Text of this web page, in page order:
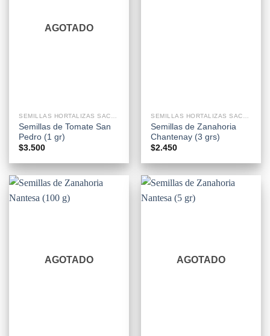
AGOTADO
Semillas de Tomate San
Pedro (1 gr)
$3.500
Semillas de Zanahoria
Chantenay (3 grs)
$2.450
AGOTADO AGOTADO